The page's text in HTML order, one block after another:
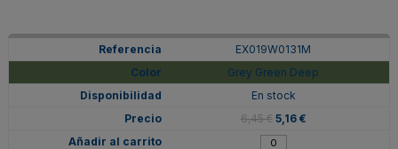
EX019W0131M
Grey Green Deep
En stock
6,45 € 5,16 €